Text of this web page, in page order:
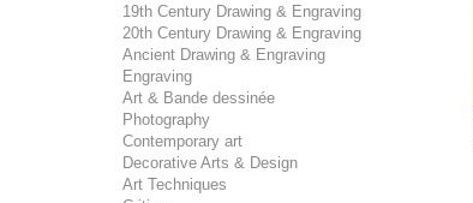
19th Century Drawing & Engraving
20th Century Drawing & Engraving
Ancient Drawing & Engraving
Engraving
Art & Bande dessinée
Photography
Contemporary art
Decorative Arts & Design
Art Techniques